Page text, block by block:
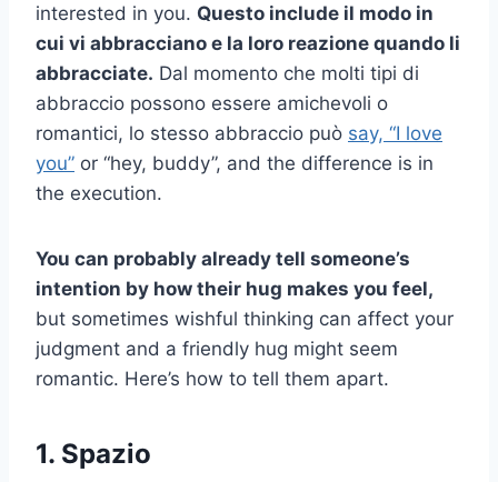
interested in you. Questo include il modo in
cui vi abbracciano e la loro reazione quando li
abbracciate. Dal momento che molti tipi di
abbraccio possono essere amichevoli o
romantici, lo stesso abbraccio può say, “I love
you” or “hey, buddy”, and the difference is in
the execution.
You can probably already tell someone’s
intention by how their hug makes you feel,
but sometimes wishful thinking can affect your
judgment and a friendly hug might seem
romantic. Here’s how to tell them apart.
1. Spazio